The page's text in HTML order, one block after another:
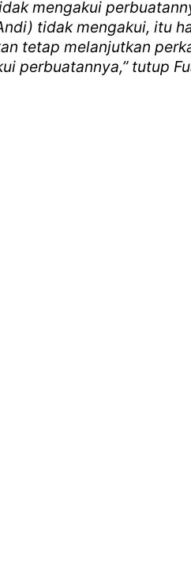
mengakui
tidak mengakui, itu
tetap melanjutkan
perbuatannya,” tutup